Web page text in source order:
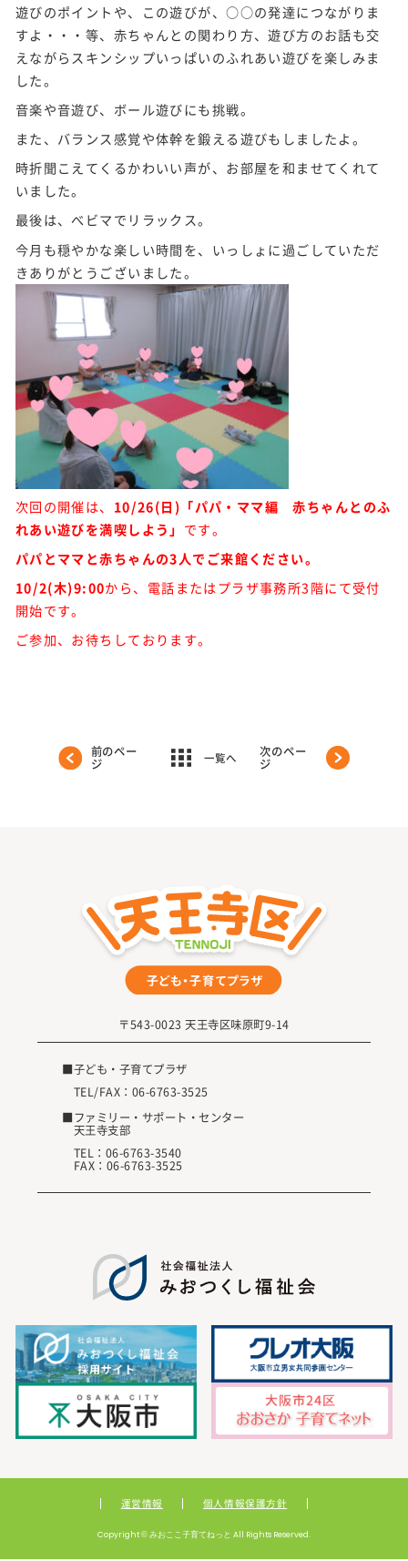
遊びのポイントや、この遊びが、○○の発達につながりま
すよ・・・等、赤ちゃんとの関わり方、遊び方のお話も交
えながらスキンシップいっぱいのふれあい遊びを楽しみま
した。
音楽や音遊び、ボール遊びにも挑戦。
また、バランス感覚や体幹を鍛える遊びもしましたよ。
時折聞こえてくるかわいい声が、お部屋を和ませてくれて
いました。
最後は、べビマでリラックス。
今月も穏やかな楽しい時間を、いっしょに過ごしていただ
きありがとうございました。
次回の開催は、 10/26(日 )「パパ・ママ編 赤ちゃんとのふ
れあい遊びを満喫しよう」 です。
パパとママと赤ちゃんの3人でご来館ください。
10/2(木)9:00から、電話またはプラザ事務所3階にて受付
開始です。
ご参加、お待ちしております。
前のペー
ジ 一覧へ 次のペー
ジ
〒543-0023 天王寺区味原町9-14
■子ども・子育てプラザ
TEL/FAX： 06-6763-3525
■ファミリー・サポート・センター
天王寺支部
TEL： 06-6763-3540
FAX：06-6763-3525
運営情報 個人情報保護方針
Copyright © みおここ子育てねっと All Rights Reserved.